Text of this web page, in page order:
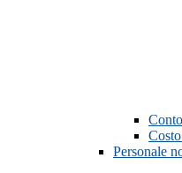
Personale